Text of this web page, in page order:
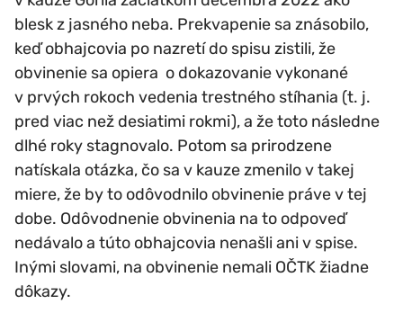
blesk z jasného neba. Prekvapenie sa znásobilo,
keď obhajcovia po nazretí do spisu zistili, že
obvinenie sa opiera o dokazovanie vykonané
v prvých rokoch vedenia trestného stíhania (t. j.
pred viac než desiatimi rokmi), a že toto následne
dlhé roky stagnovalo. Potom sa prirodzene
natískala otázka, čo sa v kauze zmenilo v takej
miere, že by to odôvodnilo obvinenie práve v tej
dobe. Odôvodnenie obvinenia na to odpoveď
nedávalo a túto obhajcovia nenašli ani v spise.
Inými slovami, na obvinenie nemali OČTK žiadne
dôkazy.